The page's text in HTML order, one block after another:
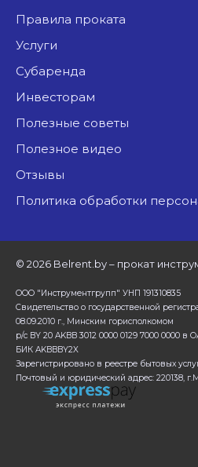
Правила проката
Услуги
Субаренда
Инвесторам
Полезные советы
Полезное видео
Отзывы
Политика обработки
© 2026 Belrent.by – прокат
ООО "Инструментгрупп" УНП 191310835
Свидетельство о государственной
08.09.2010 г., Минским горисполкомом
р/с BY 20 AKBB 3012 0000 0129 7000 0000
БИК AKBBBY2X
Зарегистрировано в реестре бытовых
Почтовый и юридический адрес: 220138,